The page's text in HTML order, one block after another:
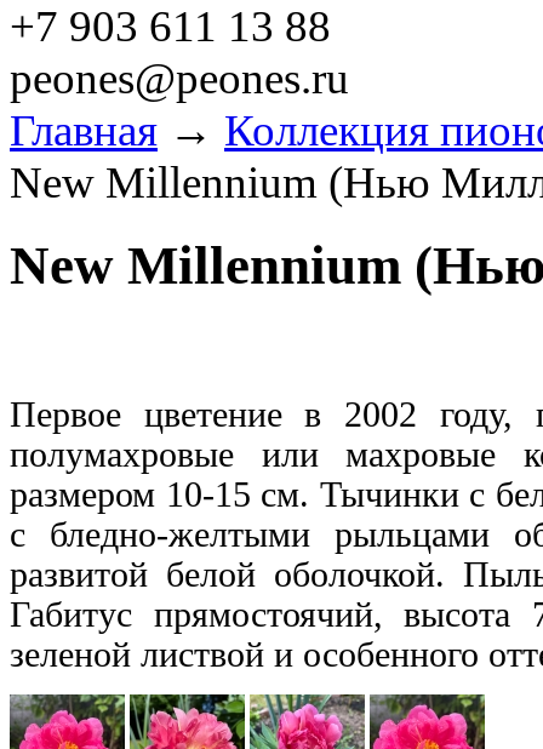
+7 903 611 13 88
peones@peones.ru
Главная → Коллекция
New Millennium (Нью
New Millennium
Первое цветение в 2002 году,
полумахровые или махровые
размером 10-15 см. Тычинки с
с бледно-желтыми рыльцами
развитой белой оболочкой.
Габитус прямостоячий,
зеленой листвой и особенного